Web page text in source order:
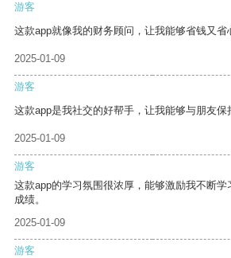
游客
这款app就像我的财务顾问，让我能够省钱又省
2025-01-09
游客
这款app是我社交的好帮手，让我能够与朋友保
2025-01-09
游客
这款app的学习氛围很浓厚，能够激励我不断
成绩。
2025-01-09
游客